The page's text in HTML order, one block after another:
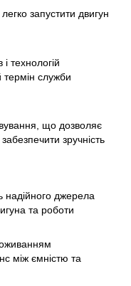
запустити двигун
технологій
термін служби
що дозволяє
зручність
надійного джерела
та роботи
між ємністю та